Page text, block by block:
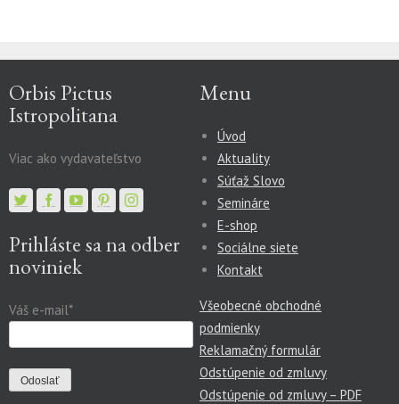
Orbis Pictus
Istropolitana
Viac ako vydavateľstvo
Prihláste sa na odber
noviniek
Váš e-mail*
Menu
Úvod
Aktuality
Súťaž Slovo
Semináre
E-shop
Sociálne siete
Kontakt
Všeobecné obchodné
podmienky
Reklamačný formulár
Odstúpenie od zmluvy
Odstúpenie od zmluvy – PDF